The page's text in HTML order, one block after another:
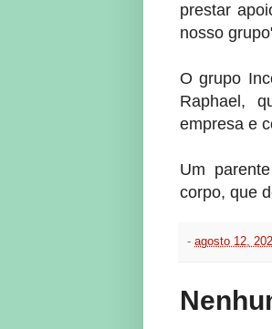
prestar
nosso
O grupo
Raphael,
empresa e
Um
corpo, que
- agosto 12,